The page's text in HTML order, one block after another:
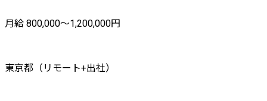
月給 800,000〜1,200,000円
東京都（リモート+出社）